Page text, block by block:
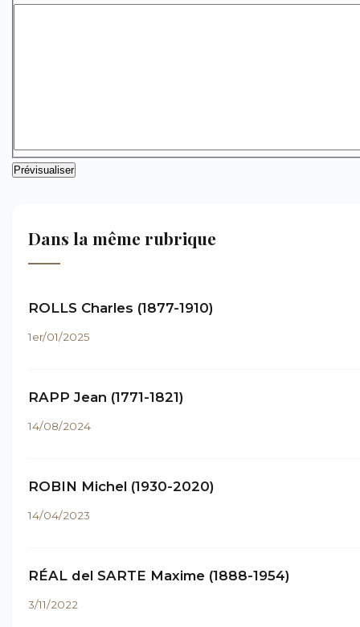
Dans la même rubrique
ROLLS Charles (1877-1910)
1er/01/2025
RAPP Jean (1771-1821)
14/08/2024
ROBIN Michel (1930-2020)
14/04/2023
RÉAL del SARTE Maxime (1888-1954)
3/11/2022